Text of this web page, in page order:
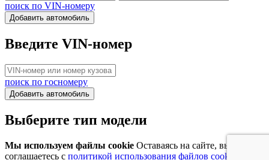
поиск по VIN-номеру
Добавить автомобиль
Введите VIN-номер
поиск по госномеру
Добавить автомобиль
Выберите тип модели
Мы используем файлы cookie Оставаясь на сайте, вы
соглашаетесь с политикой использования файлов cookie